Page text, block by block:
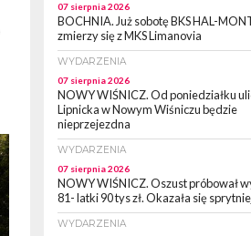
07 sierpnia 2026
BOCHNIA. Już sobotę BKS HAL-
zmierzy się z MKS Limanovia
WYDARZENIA
07 sierpnia 2026
NOWY WIŚNICZ. Od poniedziałku
Lipnicka w Nowym Wiśniczu będzie
nieprzejezdna
WYDARZENIA
07 sierpnia 2026
NOWY WIŚNICZ. Oszust próbował
81- latki 90 tys zł. Okazała się
WYDARZENIA